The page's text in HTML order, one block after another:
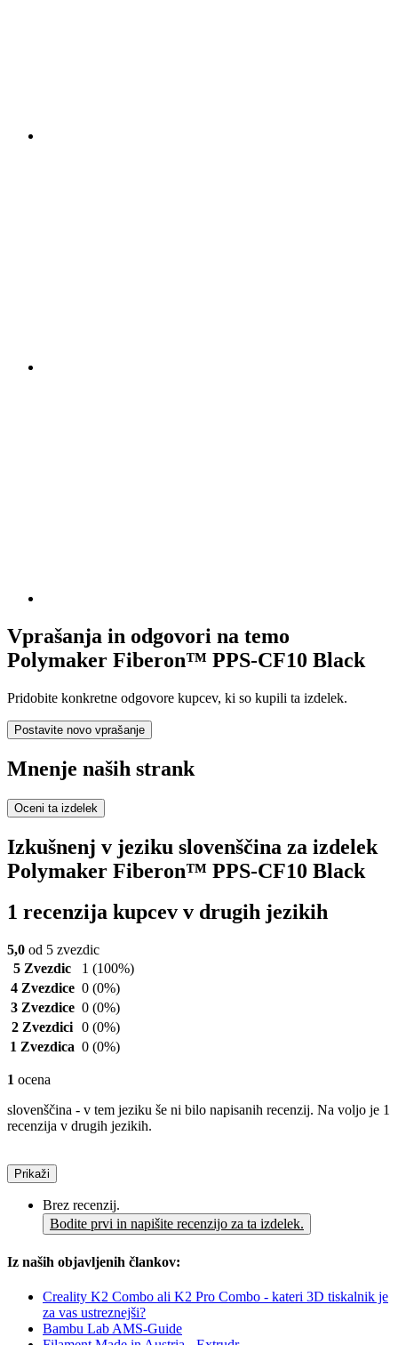
Vprašanja in odgovori na temo
Polymaker Fiberon™ PPS-CF10 Black
Pridobite konkretne odgovore kupcev, ki so kupili ta izdelek.
Postavite novo vprašanje
Mnenje naših strank
Oceni ta izdelek
Izkušnenj v jeziku slovenščina za izdelek
Polymaker Fiberon™ PPS-CF10 Black
1 recenzija kupcev v drugih jezikih
5,0 od 5 zvezdic
5 Zvezdic
1 (100%)
4 Zvezdice 0 (0%)
3 Zvezdice 0 (0%)
2 Zvezdici 0 (0%)
1 Zvezdica 0 (0%)
1 ocena
slovenščina - v tem jeziku še ni bilo napisanih recenzij. Na voljo je 1
recenzija v drugih jezikih.
Prikaži
Brez recenzij.
Bodite prvi in napišite recenzijo za ta izdelek.
Iz naših objavljenih člankov:
Creality K2 Combo ali K2 Pro Combo - kateri 3D tiskalnik je
za vas ustreznejši?
Bambu Lab AMS-Guide